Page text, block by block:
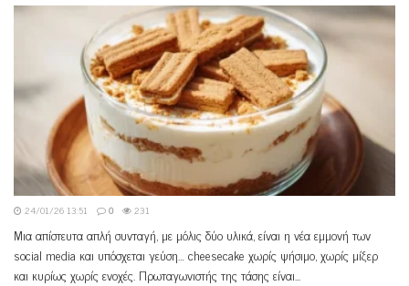
24/01/26 13:51 0 231
Μια απίστευτα απλή συνταγή, με μόλις δύο υλικά, είναι η νέα εμμονή των
social media και υπόσχεται γεύση… cheesecake χωρίς ψήσιμο, χωρίς μίξερ
και κυρίως χωρίς ενοχές. Πρωταγωνιστής της τάσης είναι...